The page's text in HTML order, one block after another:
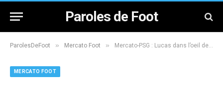
Paroles de Foot
ParolesDeFoot » Mercato Foot » Mercato-PSG : Lucas dans l’oeil de Man Utd ?
MERCATO FOOT